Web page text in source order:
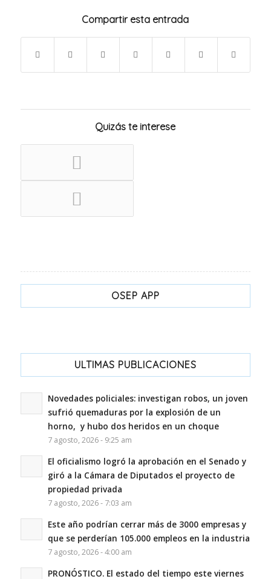
Compartir esta entrada
Quizás te interese
OSEP APP
ULTIMAS PUBLICACIONES
Novedades policiales: investigan robos, un joven
sufrió quemaduras por la explosión de un
horno, y hubo dos heridos en un choque
7 agosto, 2026 - 9:25 am
El oficialismo logró la aprobación en el Senado y
giró a la Cámara de Diputados el proyecto de
propiedad privada
7 agosto, 2026 - 7:03 am
Este año podrían cerrar más de 3000 empresas y
que se perderían 105.000 empleos en la industria
7 agosto, 2026 - 4:00 am
PRONÓSTICO. El estado del tiempo este viernes